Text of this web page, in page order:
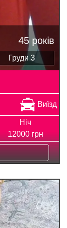
45 років
Груди 3
Виїзд
Ніч
12000 грн